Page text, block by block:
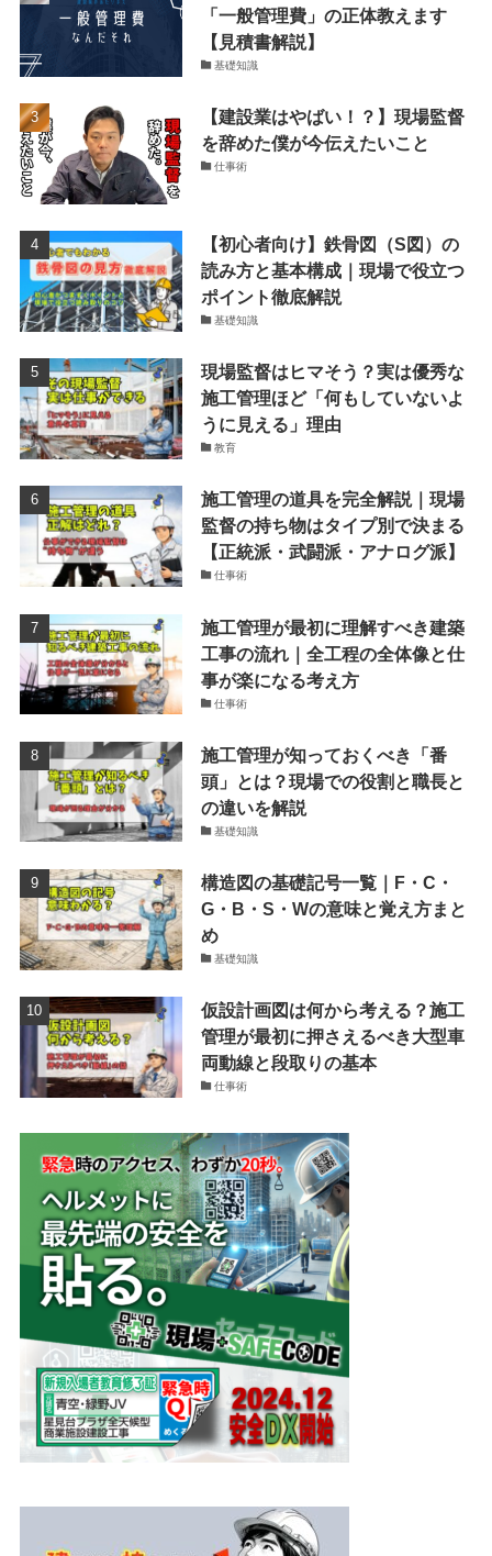
「一般管理費」の正体教えます
【見積書解説】
基礎知識
【建設業はやばい！？】現場監督
を辞めた僕が今伝えたいこと
仕事術
【初心者向け】鉄骨図（S図）の
読み方と基本構成｜現場で役立つ
ポイント徹底解説
基礎知識
現場監督はヒマそう？実は優秀な
施工管理ほど「何もしていないよ
うに見える」理由
教育
施工管理の道具を完全解説｜現場
監督の持ち物はタイプ別で決まる
【正統派・武闘派・アナログ派】
仕事術
施工管理が最初に理解すべき建築
工事の流れ｜全工程の全体像と仕
事が楽になる考え方
仕事術
施工管理が知っておくべき「番
頭」とは？現場での役割と職長と
の違いを解説
基礎知識
構造図の基礎記号一覧｜F・C・
G・B・S・Wの意味と覚え方まと
め
基礎知識
仮設計画図は何から考える？施工
管理が最初に押さえるべき大型車
両動線と段取りの基本
仕事術